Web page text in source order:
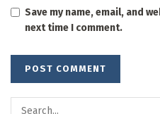
Save my name, email, and
next time I comment.